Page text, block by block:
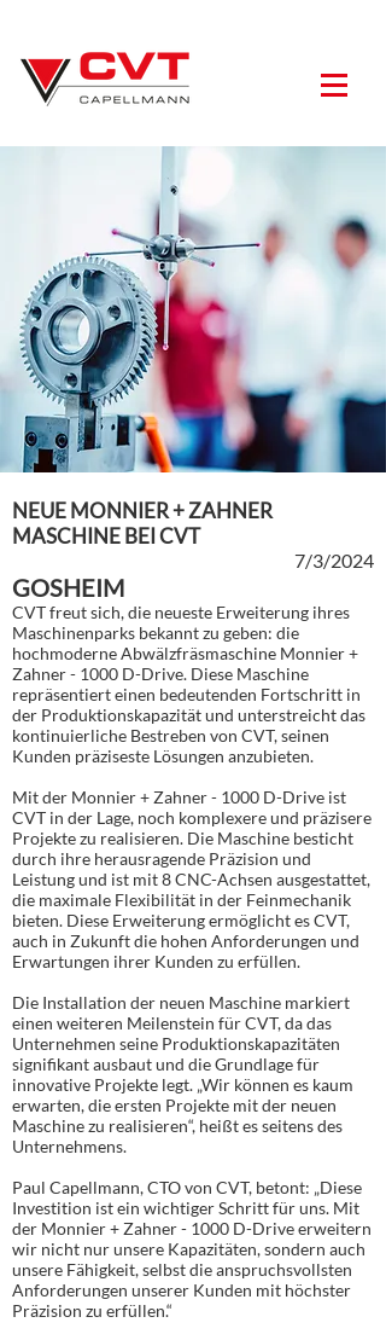
NEUE MONNIER + ZAHNER
MASCHINE BEI CVT
7/3/2024
GOSHEIM
CVT freut sich, die neueste Erweiterung ihres
Maschinenparks bekannt zu geben: die
hochmoderne Abwälzfräsmaschine Monnier +
Zahner - 1000 D-Drive. Diese Maschine
repräsentiert einen bedeutenden Fortschritt in
der Produktionskapazität und unterstreicht das
kontinuierliche Bestreben von CVT, seinen
Kunden präziseste Lösungen anzubieten.
Mit der Monnier + Zahner - 1000 D-Drive ist
CVT in der Lage, noch komplexere und präzisere
Projekte zu realisieren. Die Maschine besticht
durch ihre herausragende Präzision und
Leistung und ist mit 8 CNC-Achsen ausgestattet,
die maximale Flexibilität in der Feinmechanik
bieten. Diese Erweiterung ermöglicht es CVT,
auch in Zukunft die hohen Anforderungen und
Erwartungen ihrer Kunden zu erfüllen.
Die Installation der neuen Maschine markiert
einen weiteren Meilenstein für CVT, da das
Unternehmen seine Produktionskapazitäten
signifikant ausbaut und die Grundlage für
innovative Projekte legt. „Wir können es kaum
erwarten, die ersten Projekte mit der neuen
Maschine zu realisieren“, heißt es seitens des
Unternehmens.
Paul Capellmann, CTO von CVT, betont: „Diese
Investition ist ein wichtiger Schritt für uns. Mit
der Monnier + Zahner - 1000 D-Drive erweitern
wir nicht nur unsere Kapazitäten, sondern auch
unsere Fähigkeit, selbst die anspruchsvollsten
Anforderungen unserer Kunden mit höchster
Präzision zu erfüllen.“